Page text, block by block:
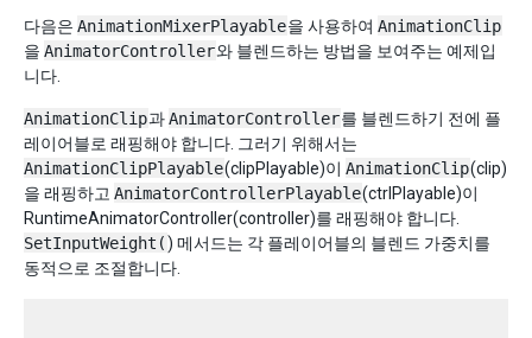
다음은 AnimationMixerPlayable을 사용하여 AnimationClip
을 AnimatorController와 블렌드하는 방법을 보여주는 예제입
니다.
AnimationClip과AnimatorController를 블렌드하기 전에 플
레이어블로 래핑해야 합니다. 그러기 위해서는
AnimationClipPlayable(clipPlayable)이 AnimationClip(clip)
을 래핑하고 AnimatorControllerPlayable(ctrlPlayable)이
RuntimeAnimatorController(controller)를 래핑해야 합니다.
SetInputWeight() 메서드는 각 플레이어블의 블렌드 가중치를
동적으로 조절합니다.